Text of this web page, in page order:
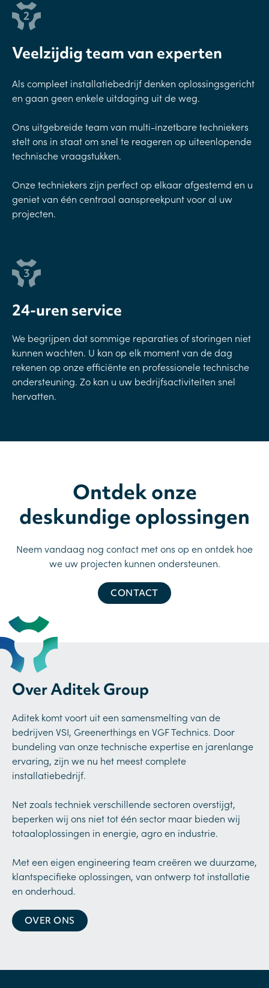
Veelzijdig team van experten
Als compleet installatiebedrijf denken oplossingsgericht
en gaan geen enkele uitdaging uit de weg.
Ons uitgebreide team van multi-inzetbare techniekers
stelt ons in staat om snel te reageren op uiteenlopende
technische vraagstukken.
Onze techniekers zijn perfect op elkaar afgestemd en u
geniet van één centraal aanspreekpunt voor al uw
projecten.
24-uren service
We begrijpen dat sommige reparaties of storingen niet
kunnen wachten. U kan op elk moment van de dag
rekenen op onze efficiënte en professionele technische
ondersteuning. Zo kan u uw bedrijfsactiviteiten snel
hervatten.
Ontdek onze
deskundige oplossingen
Neem vandaag nog contact met ons op en ontdek hoe
we uw projecten kunnen ondersteunen.
CONTACT
Over Aditek Group
Aditek komt voort uit een samensmelting van de
bedrijven VSI, Greenerthings en VGF Technics. Door
bundeling van onze technische expertise en jarenlange
ervaring, zijn we nu het meest complete
installatiebedrijf.
Net zoals techniek verschillende sectoren overstijgt,
beperken wij ons niet tot één sector maar bieden wij
totaaloplossingen in energie, agro en industrie.
Met een eigen engineering team creëren we duurzame,
klantspecifieke oplossingen, van ontwerp tot installatie
en onderhoud.
OVER ONS